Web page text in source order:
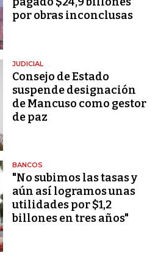
por obras inconclusas
JUDICIAL
Consejo de Estado
suspende designación
de Mancuso como gestor
de paz
BANCOS
"No subimos las tasas y
aún así logramos unas
utilidades por $1,2
billones en tres años"